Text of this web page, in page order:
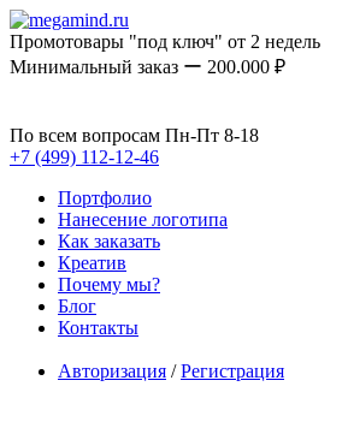
Промотовары "под ключ" от 2 недель
Минимальный заказ ー 200.000 ₽
По всем вопросам Пн-Пт 8-18
+7 (499) 112-12-46
Портфолио
Нанесение логотипа
Как заказать
Креатив
Почему мы?
Блог
Контакты
Авторизация /Регистрация